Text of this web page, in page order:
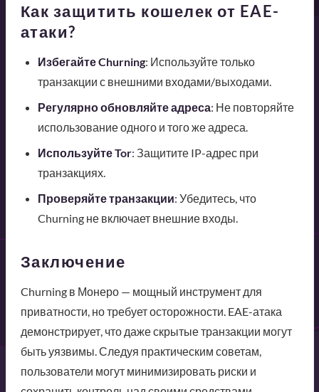
Как защитить кошелек от EAE-
атаки?
Избегайте Churning: Используйте только
транзакции с внешними входами/выходами.
Регулярно обновляйте адреса: Не повторяйте
использование одного и того же адреса.
Используйте Tor: Защитите IP-адрес при
транзакциях.
Проверяйте транзакции: Убедитесь, что
Churning не включает внешние входы.
Заключение
Churning в Монеро — мощный инструмент для
приватности, но требует осторожности. EAE-атака
демонстрирует, что даже скрытые транзакции могут
быть уязвимы. Следуя практическим советам,
пользователи могут минимизировать риски и